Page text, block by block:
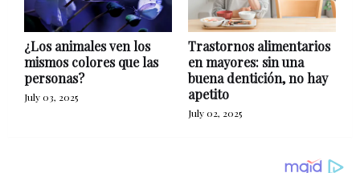
¿Los animales ven los
mismos colores que las
personas?
July 03, 2025
Trastornos alimentarios
en mayores: sin una
buena dentición, no hay
apetito
July 02, 2025